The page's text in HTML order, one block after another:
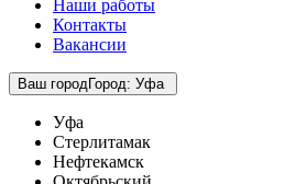
Наши работы
Контакты
Вакансии
Ваш городГород: Уфа
Уфа
Стерлитамак
Нефтекамск